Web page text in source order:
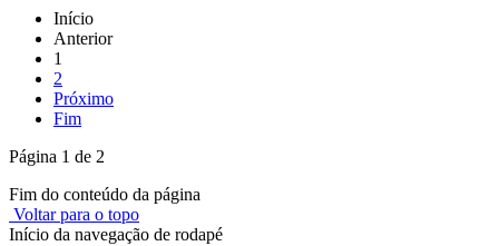
Início
Anterior
1
2
Próximo
Fim
Página 1 de 2
Fim do conteúdo da página
Voltar para o topo
Início da navegação de rodapé